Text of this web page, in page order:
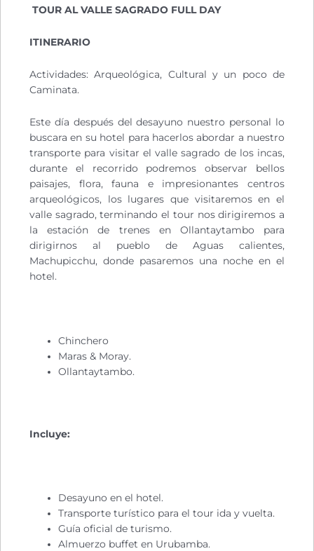
TOUR AL VALLE SAGRADO FULL DAY
ITINERARIO
Actividades: Arqueológica, Cultural y un poco de
Caminata.
Este día después del desayuno nuestro personal lo
buscara en su hotel para hacerlos abordar a nuestro
transporte para visitar el valle sagrado de los incas,
durante el recorrido podremos observar bellos
paisajes, flora, fauna e impresionantes centros
arqueológicos, los lugares que visitaremos en el
valle sagrado, terminando el tour nos dirigiremos a
la estación de trenes en Ollantaytambo para
dirigirnos al pueblo de Aguas calientes,
Machupicchu, donde pasaremos una noche en el
hotel.
Chinchero
Maras & Moray.
Ollantaytambo.
Incluye:
Desayuno en el hotel.
Transporte turístico para el tour ida y vuelta.
Guía oficial de turismo.
Almuerzo buffet en Urubamba.